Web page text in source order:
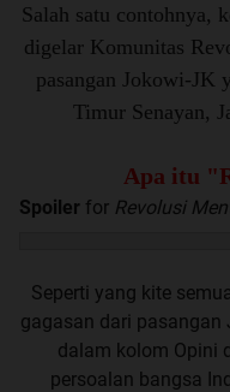
Salah satu contohnya,
digelar Komunitas
pasangan Jokowi-JK
Timur Senayan,
Apa itu
Spoiler for Revolusi
Seperti yang kite
gagasan dari
dalam kolom Opini
persoalan bangsa